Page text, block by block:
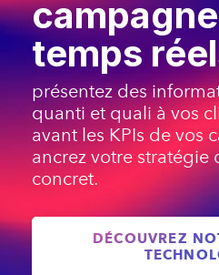
temps
présentez des
quanti et quali à vos
avant les KPIs de vos
ancrez votre stratégie
concret.
DÉCOUVREZ